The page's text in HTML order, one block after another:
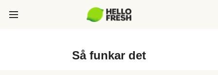
Så funkar det